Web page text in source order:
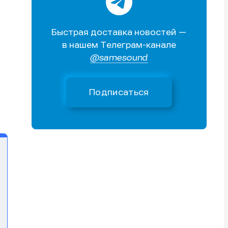
Быстрая доставка новостей —
в нашем Телеграм-канале
@samesound
Подписаться